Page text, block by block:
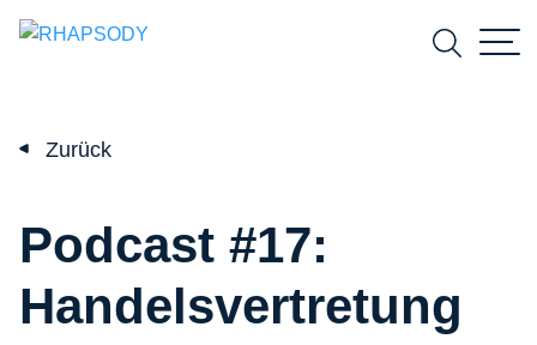
Zurück
Podcast #17:
Handelsvertretung